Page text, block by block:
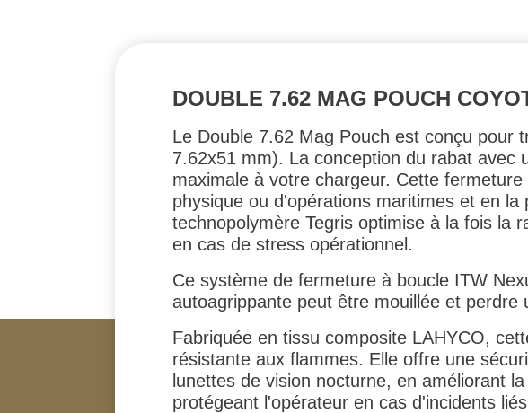
DOUBLE 7.62 MAG POUCH
Le Double 7.62 Mag Pouch est conçu pour
7.62x51 mm). La conception du rabat avec
maximale à votre chargeur. Cette
physique ou d'opérations maritimes et en
technopolymère Tegris optimise à la fois la
en cas de stress opérationnel.
Ce système de fermeture à boucle ITW
autoagrippante peut être mouillée et
Fabriquée en tissu composite LAHYCO,
résistante aux flammes. Elle offre une
lunettes de vision nocturne, en améliorant
protégeant l'opérateur en cas d'incidents